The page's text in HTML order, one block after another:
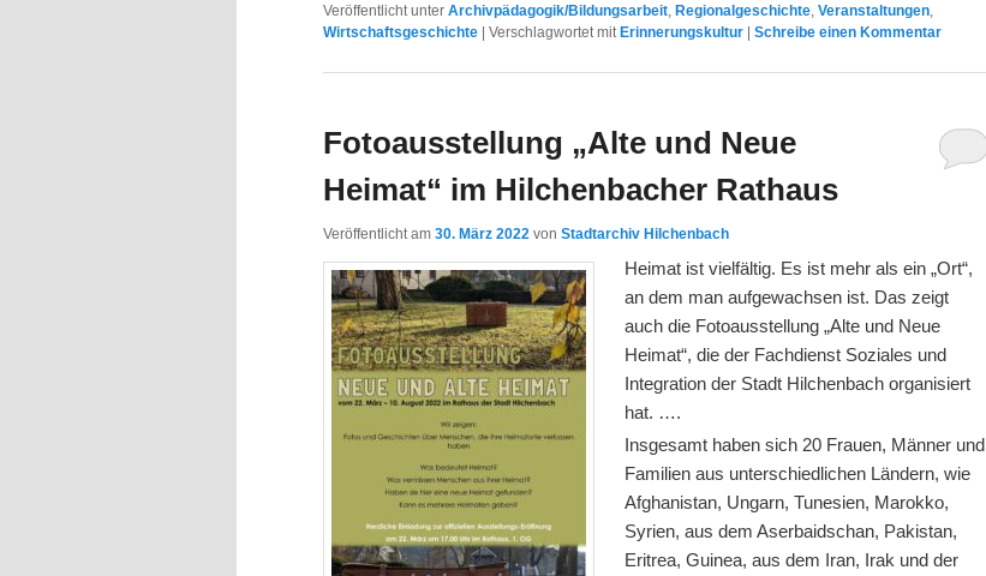
Veröffentlicht unter Archivpädagogik/Bildungsarbeit ,Regionalgeschichte ,Veranstaltungen
Wirtschaftsgeschichte |Verschlagwortet mit Erinnerungskultur |Schreibe einen Kommentar
Fotoausstellung „Alte und Neue
Heimat“ im Hilchenbacher Rathaus
Veröffentlicht am30. März 2022 vonStadtarchiv Hilchenbach
Heimat ist vielfältig. Es ist mehr als ein „Ort“,
an dem man aufgewachsen ist. Das zeigt
auch die Fotoausstellung „Alte und Neue
Heimat“, die der Fachdienst Soziales und
Integration der Stadt Hilchenbach organisiert
hat. ….
Insgesamt haben sich 20 Frauen, Männer und
Familien aus unterschiedlichen Ländern, wie
Afghanistan, Ungarn, Tunesien, Marokko,
Syrien, aus dem Aserbaidschan, Pakistan,
Eritrea, Guinea, aus dem Iran, Irak und der